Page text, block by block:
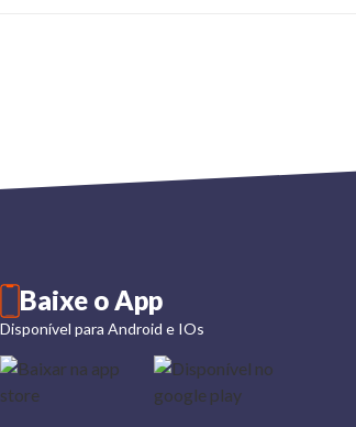
Baixe o App
Disponível para Android e IOs